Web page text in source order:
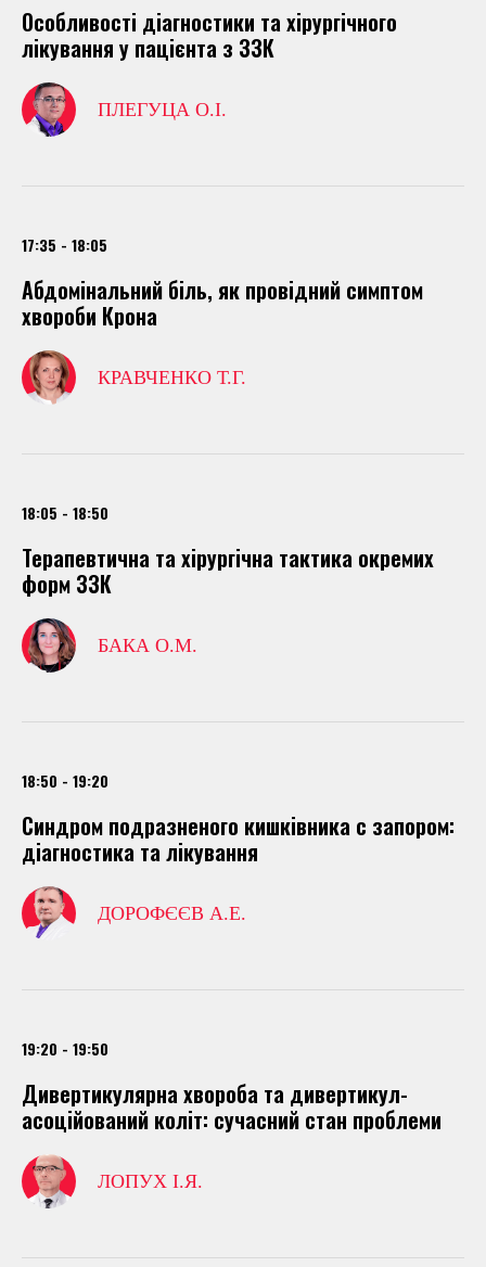
Особливості діагностики та хірургічного
лікування у пацієнта з ЗЗК
ПЛЕГУЦА О.І.
17:35 - 18:05
Абдомінальний біль, як провідний симптом
хвороби Крона
КРАВЧЕНКО Т.Г.
18:05 - 18:50
Терапевтична та хірургічна тактика окремих
форм ЗЗК
БАКА О.М.
18:50 - 19:20
Синдром подразненого кишківника с запором:
діагностика та лікування
ДОРОФЄЄВ А.Е.
19:20 - 19:50
Дивертикулярна хвороба та дивертикул-
асоційований коліт: сучасний стан проблеми
ЛОПУХ І.Я.